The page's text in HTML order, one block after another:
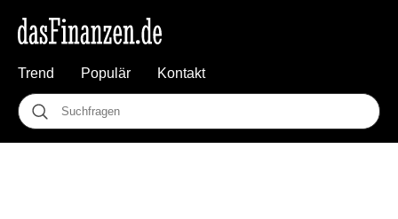
Trend Populär Kontakt